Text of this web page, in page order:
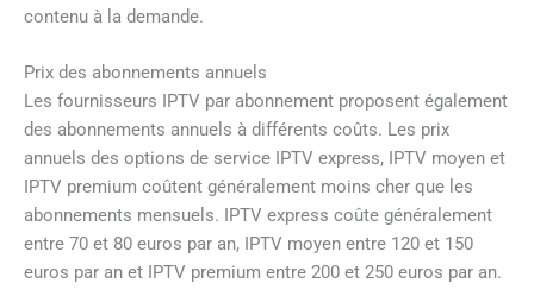
contenu à la demande.
Prix des abonnements annuels
Les fournisseurs IPTV par abonnement proposent également
des abonnements annuels à différents coûts. Les prix
annuels des options de service IPTV express, IPTV moyen et
IPTV premium coûtent généralement moins cher que les
abonnements mensuels. IPTV express coûte généralement
entre 70 et 80 euros par an, IPTV moyen entre 120 et 150
euros par an et IPTV premium entre 200 et 250 euros par an.